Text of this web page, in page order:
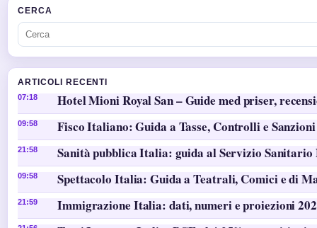
CERCA
ARTICOLI RECENTI
07:18 Hotel Mioni Royal San – Guide med priser,
09:58 Fisco Italiano: Guida a Tasse, Controlli e Sanzioni
21:58 Sanità pubblica Italia: guida al Servizio Sanitario
09:58 Spettacolo Italia: Guida a Teatrali, Comici e di
21:59 Immigrazione Italia: dati, numeri e proiezioni